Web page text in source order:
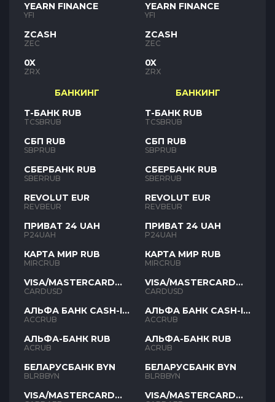
YEARN FINANCE
YFI
ZCASH
ZEC
0X
ZRX
БАНКИНГ
Т-БАНК RUB
TCSBRUB
СБП RUB
SBPRUB
СБЕРБАНК RUB
SBERRUB
REVOLUT EUR
REVBEUR
ПРИВАТ 24 UAH
P24UAH
КАРТА МИР RUB
MIRCRUB
VISA/MASTERCARD
USD
CARDUSD
АЛЬФА БАНК CASH-IN
RUB
ACCRUB
АЛЬФА-БАНК RUB
ACRUB
БЕЛАРУСБАНК BYN
BLRBBYN
VISA/MASTERCARD
YEARN FINANCE
YFI
ZCASH
ZEC
0X
ZRX
БАНКИНГ
Т-БАНК RUB
TCSBRUB
СБП RUB
SBPRUB
СБЕРБАНК RUB
SBERRUB
REVOLUT EUR
REVBEUR
ПРИВАТ 24 UAH
P24UAH
КАРТА МИР RUB
MIRCRUB
VISA/MASTERCARD
USD
CARDUSD
АЛЬФА БАНК CASH-IN
RUB
ACCRUB
АЛЬФА-БАНК RUB
ACRUB
БЕЛАРУСБАНК BYN
BLRBBYN
VISA/MASTERCARD